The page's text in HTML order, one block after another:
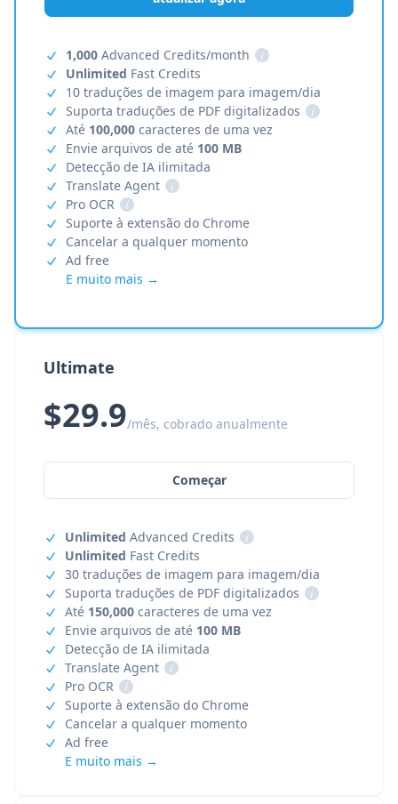
1,000 Advanced Credits/month
i
Unlimited Fast Credits
10 traduções de imagem para imagem/dia
Suporta traduções de PDF digitalizados
i
Até 100,000 caracteres de uma vez
Envie arquivos de até 100 MB
Detecção de IA ilimitada
Translate Agent
i
Pro OCR
i
Suporte à extensão do Chrome
Cancelar a qualquer momento
Ad free
E muito mais →
Ultimate
$29.9/mês, cobrado anualmente
Começar
Unlimited Advanced Credits
i
Unlimited Fast Credits
30 traduções de imagem para imagem/dia
Suporta traduções de PDF digitalizados
i
Até 150,000 caracteres de uma vez
Envie arquivos de até 100 MB
Detecção de IA ilimitada
Translate Agent
i
Pro OCR
i
Suporte à extensão do Chrome
Cancelar a qualquer momento
Ad free
E muito mais →